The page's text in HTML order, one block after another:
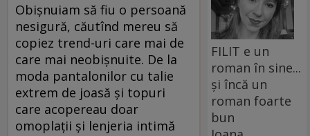
Obișnuiam să fiu o persoană
nesigură, căutînd mereu să
copiez trend-uri care mai de
care mai neobișnuite. De la
moda pantalonilor cu talie
extrem de joasă și topuri
care acopereau doar
omoplații și lenjeria intimă
FILIT e un
roman în sine...
și încă un
roman foarte
bun